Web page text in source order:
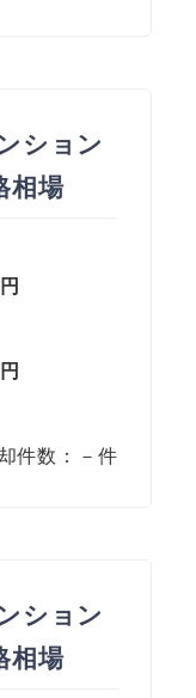
ション
相場
件数：－件
ション
相場